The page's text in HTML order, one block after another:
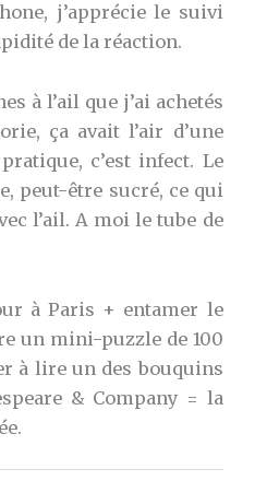
j’apprécie le suivi
de la réaction.
à l’ail que j’ai achetés
ça avait l’air d’une
c’est infect. Le
peut-être sucré, ce qui
l’ail. A moi le tube de
à Paris + entamer le
un mini-puzzle de 100
à lire un des bouquins
& Company = la